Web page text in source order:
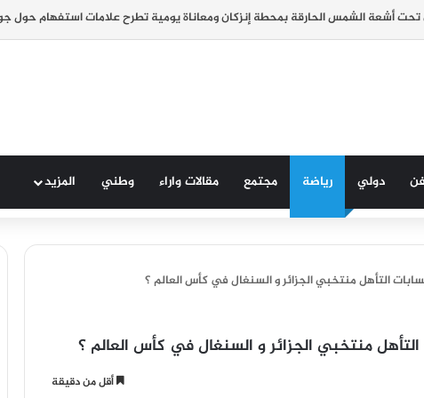
العالمي.
دولي رياضة مجتمع مقالات واراء وطني المزيد
التأهل منتخبي الجزائر و السنغال في كأس العالم ؟
منتخبي الجزائر و السنغال في كأس العالم ؟
أقل من دقيقة